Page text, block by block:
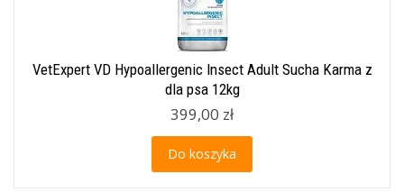
VetExpert VD Hypoallergenic Insect Adult Sucha Karma z
dla psa 12kg
399,00 zł
Do koszyka